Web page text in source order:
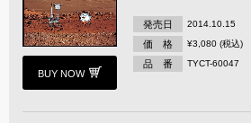
BUY NOW
発売日 2014.10.15
価 格 ¥3,080 (税込)
品 番 TYCT-60047